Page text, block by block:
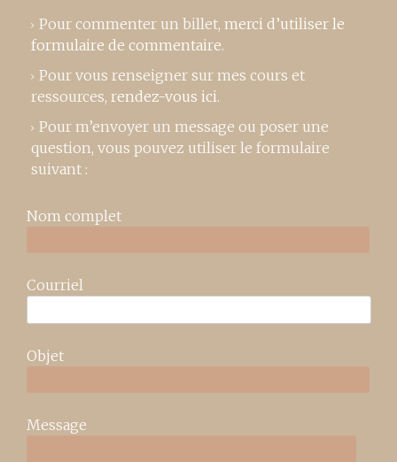
Pour commenter un billet, merci d’utiliser le
formulaire de commentaire.
Pour vous renseigner sur mes cours et
ressources, rendez-vous ici.
Pour m’envoyer un message ou poser une
question, vous pouvez utiliser le formulaire
suivant :
Nom complet
Courriel
Objet
Message